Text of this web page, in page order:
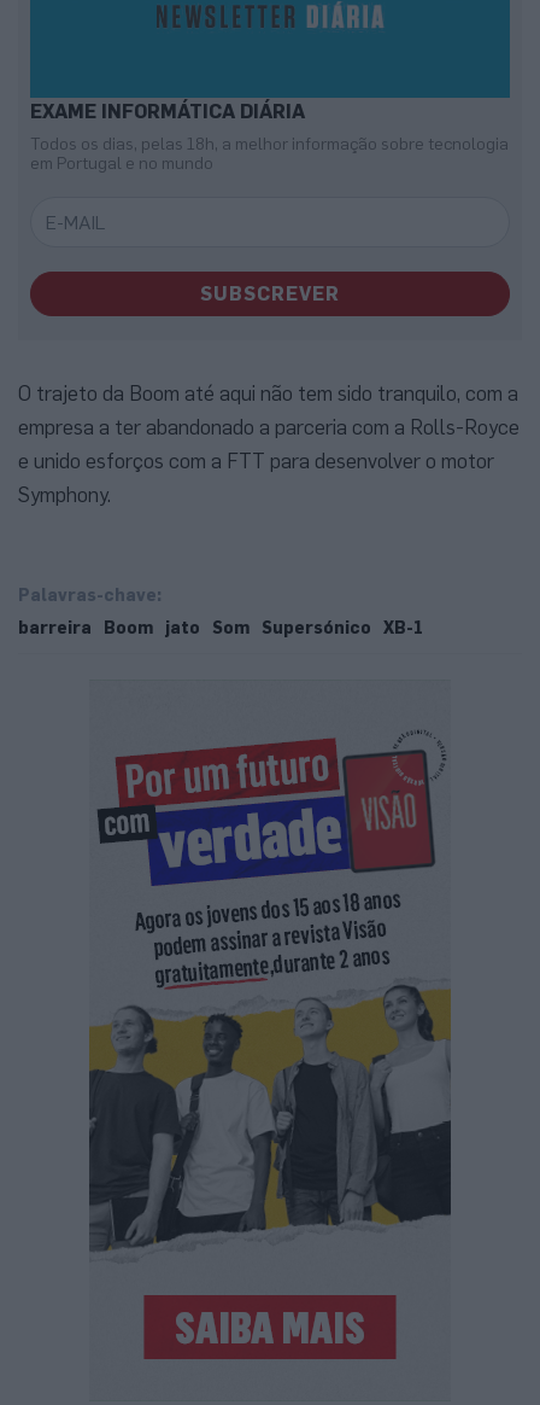
EXAME INFORMÁTICA DIÁRIA
Todos os dias, pelas 18h, a melhor informação sobre tecnologia
em Portugal e no mundo
SUBSCREVER
O trajeto da Boom até aqui não tem sido tranquilo, com a
empresa a ter abandonado a parceria com a Rolls-Royce
e unido esforços com a FTT para desenvolver o motor
Symphony.
Palavras-chave:
barreira
Boom jato Som Supersónico XB-1